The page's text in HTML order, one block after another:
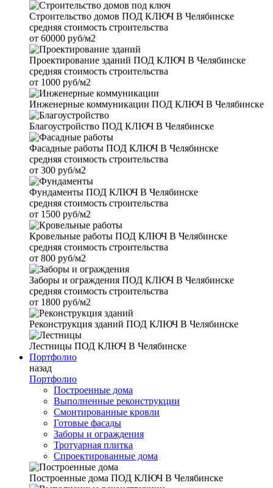
Строительство домов ПОД КЛЮЧ В Челябинске
средняя стоимость строительства
от 60000 руб/м2
Проектирование зданий ПОД КЛЮЧ В Челябинске
средняя стоимость строительства
от 1000 руб/м2
Инженерные коммуникации ПОД КЛЮЧ В Челябинске
Благоустройство ПОД КЛЮЧ В Челябинске
Фасадные работы ПОД КЛЮЧ В Челябинске
средняя стоимость строительства
от 300 руб/м2
Фундаменты ПОД КЛЮЧ В Челябинске
средняя стоимость строительства
от 1500 руб/м2
Кровельные работы ПОД КЛЮЧ В Челябинске
средняя стоимость строительства
от 800 руб/м2
Заборы и ограждения ПОД КЛЮЧ В Челябинске
средняя стоимость строительства
от 1800 руб/м2
Реконструкция зданий ПОД КЛЮЧ В Челябинске
Лестницы ПОД КЛЮЧ В Челябинске
Портфолио
назад
Портфолио
Построенные дома
Выполненные реконструкции
Смонтированные кровли
Готовые фасады
Заборы и ограждения
Тротуарная плитка
Спроектированные дома
Построенные дома ПОД КЛЮЧ В Челябинске